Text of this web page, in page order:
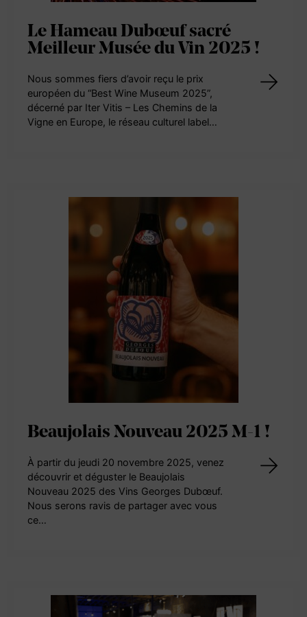
Le Hameau Dubœuf sacré
Meilleur Musée du Vin 2025 !
Nous sommes fiers d’avoir reçu le prix
européen du “Best Wine Museum 2025”,
décerné par Iter Vitis – Les Chemins de la
Vigne en Europe, le réseau culturel label…
Beaujolais Nouveau 2025 M-1 !
À partir du jeudi 20 novembre 2025, venez
découvrir et déguster le Beaujolais
Nouveau 2025 des Vins Georges Dubœuf.
Nous serons ravis de partager avec vous
ce…